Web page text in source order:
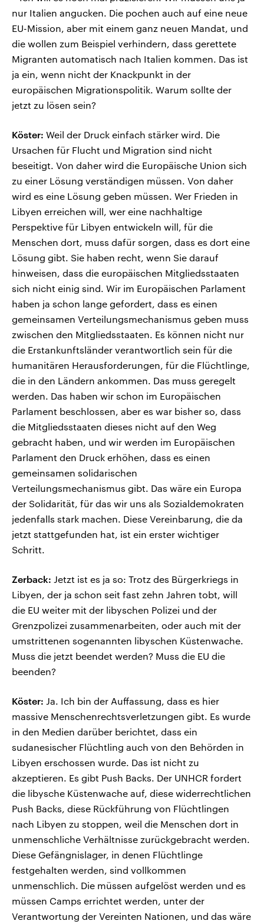
nur Italien angucken. Die pochen auch auf eine neue
EU-Mission, aber mit einem ganz neuen Mandat, und
die wollen zum Beispiel verhindern, dass gerettete
Migranten automatisch nach Italien kommen. Das ist
ja ein, wenn nicht der Knackpunkt in der
europäischen Migrationspolitik. Warum sollte der
jetzt zu lösen sein?
Köster: Weil der Druck einfach stärker wird. Die
Ursachen für Flucht und Migration sind nicht
beseitigt. Von daher wird die Europäische Union sich
zu einer Lösung verständigen müssen. Von daher
wird es eine Lösung geben müssen. Wer Frieden in
Libyen erreichen will, wer eine nachhaltige
Perspektive für Libyen entwickeln will, für die
Menschen dort, muss dafür sorgen, dass es dort eine
Lösung gibt. Sie haben recht, wenn Sie darauf
hinweisen, dass die europäischen Mitgliedsstaaten
sich nicht einig sind. Wir im Europäischen Parlament
haben ja schon lange gefordert, dass es einen
gemeinsamen Verteilungsmechanismus geben muss
zwischen den Mitgliedsstaaten. Es können nicht nur
die Erstankunftsländer verantwortlich sein für die
humanitären Herausforderungen, für die Flüchtlinge,
die in den Ländern ankommen. Das muss geregelt
werden. Das haben wir schon im Europäischen
Parlament beschlossen, aber es war bisher so, dass
die Mitgliedsstaaten dieses nicht auf den Weg
gebracht haben, und wir werden im Europäischen
Parlament den Druck erhöhen, dass es einen
gemeinsamen solidarischen
Verteilungsmechanismus gibt. Das wäre ein Europa
der Solidarität, für das wir uns als Sozialdemokraten
jedenfalls stark machen. Diese Vereinbarung, die da
jetzt stattgefunden hat, ist ein erster wichtiger
Schritt.
Zerback: Jetzt ist es ja so: Trotz des Bürgerkriegs in
Libyen, der ja schon seit fast zehn Jahren tobt, will
die EU weiter mit der libyschen Polizei und der
Grenzpolizei zusammenarbeiten, oder auch mit der
umstrittenen sogenannten libyschen Küstenwache.
Muss die jetzt beendet werden? Muss die EU die
beenden?
Köster: Ja. Ich bin der Auffassung, dass es hier
massive Menschenrechtsverletzungen gibt. Es wurde
in den Medien darüber berichtet, dass ein
sudanesischer Flüchtling auch von den Behörden in
Libyen erschossen wurde. Das ist nicht zu
akzeptieren. Es gibt Push Backs. Der UNHCR fordert
die libysche Küstenwache auf, diese widerrechtlichen
Push Backs, diese Rückführung von Flüchtlingen
nach Libyen zu stoppen, weil die Menschen dort in
unmenschliche Verhältnisse zurückgebracht werden.
Diese Gefängnislager, in denen Flüchtlinge
festgehalten werden, sind vollkommen
unmenschlich. Die müssen aufgelöst werden und es
müssen Camps errichtet werden, unter der
Verantwortung der Vereinten Nationen, und das wäre